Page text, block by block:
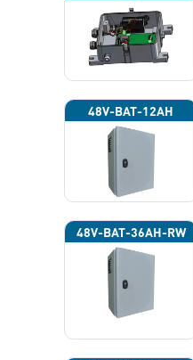
48V-BAT-12AH
48V-BAT-36AH-RW